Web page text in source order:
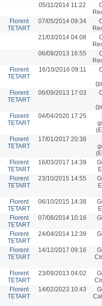
05/11/2014 11:22
Florent
TETART
07/05/2014 09:34
21/03/2014 04:08
06/09/2013 16:55
Florent
TETART
16/10/2016 09:11
Florent
TETART
06/09/2013 17:03
Florent
TETART
04/04/2020 17:25
Florent
TETART
17/01/2017 20:38
Florent
TETART
16/03/2017 14:39
Florent
TETART
23/10/2015 14:55
Florent
TETART
06/10/2015 14:38
Florent
TETART
07/08/2014 10:16
Florent
TETART
24/04/2014 12:39
Florent
TETART
14/12/2017 09:16
Florent
TETART
23/09/2013 04:02
Florent
TETART
14/02/2023 10:43